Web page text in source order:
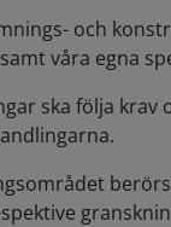
och
våra egna
ska följa